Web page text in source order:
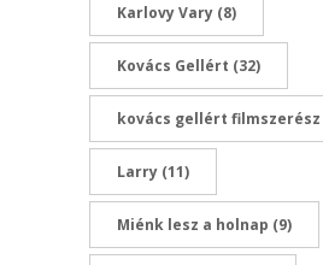
Karlovy Vary (8)
Kovács Gellért (32)
kovács gellért filmszerész
Larry (11)
Miénk lesz a holnap (9)